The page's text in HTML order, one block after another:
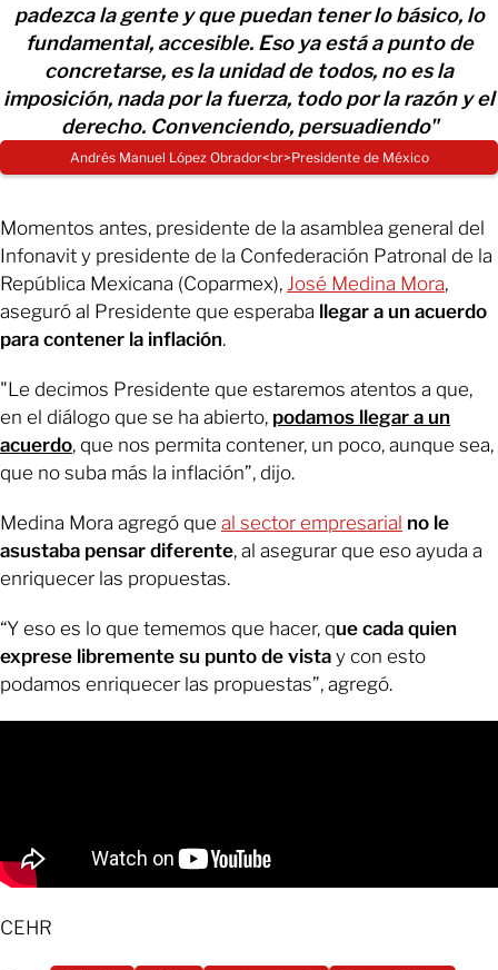
padezca la gente y que puedan tener lo básico, lo
fundamental, accesible. Eso ya está a punto de
concretarse, es la unidad de todos, no es la
imposición, nada por la fuerza, todo por la razón y el
derecho. Convenciendo, persuadiendo"
Andrés Manuel López Obrador<br>​Presidente de México
Momentos antes, presidente de la asamblea general del
Infonavit y presidente de la Confederación Patronal de la
República Mexicana (Coparmex), José Medina Mora,
aseguró al Presidente que esperaba llegar a un acuerdo
para contener la inflación.
"Le decimos Presidente que estaremos atentos a que,
en el diálogo que se ha abierto, podamos llegar a un
acuerdo, que nos permita contener, un poco, aunque sea,
que no suba más la inflación”, dijo.
Medina Mora agregó que al sector empresarial no le
asustaba pensar diferente, al asegurar que eso ayuda a
enriquecer las propuestas.
“Y eso es lo que tememos que hacer, que cada quien
exprese libremente su punto de vista y con esto
podamos enriquecer las propuestas”, agregó.
CEHR